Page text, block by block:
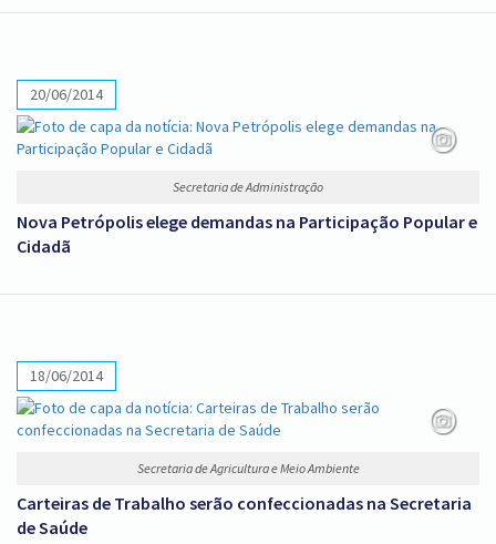
20/06/2014
Secretaria de Administração
Nova Petrópolis elege demandas na Participação Popular e
Cidadã
18/06/2014
Secretaria de Agricultura e Meio Ambiente
Carteiras de Trabalho serão confeccionadas na Secretaria
de Saúde